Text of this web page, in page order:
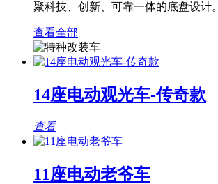
聚科技、创新、可靠一体的底盘设计。
查看全部
14座电动观光车-传奇款
查看
11座电动老爷车